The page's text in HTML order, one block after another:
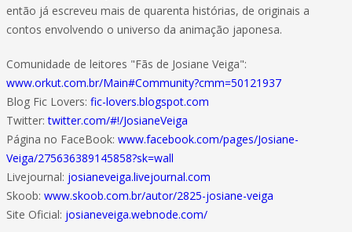
então já escreveu mais de quarenta histórias, de originais a
contos envolvendo o universo da animação japonesa.
Comunidade de leitores "Fãs de Josiane Veiga":
www.orkut.com.br/Main#Community?cmm=50121937
Blog Fic Lovers: fic-lovers.blogspot.com
Twitter:twitter.com/#!/JosianeVeiga
Página no FaceBook: www.facebook.com/pages/Josiane-
Veiga/275636389145858?sk=wall
Livejournal: josianeveiga.livejournal.com
Skoob: www.skoob.com.br/autor/2825-josiane-veiga
Site Oficial: josianeveiga.webnode.com/